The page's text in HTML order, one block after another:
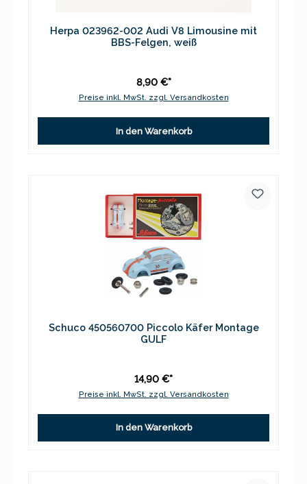
Herpa 023962-002 Audi V8 Limousine mit
BBS-Felgen, weiß
8,90 €*
Preise inkl. MwSt. zzgl. Versandkosten
In den Warenkorb
Schuco 450560700 Piccolo Käfer Montage
GULF
14,90 €*
Preise inkl. MwSt. zzgl. Versandkosten
In den Warenkorb